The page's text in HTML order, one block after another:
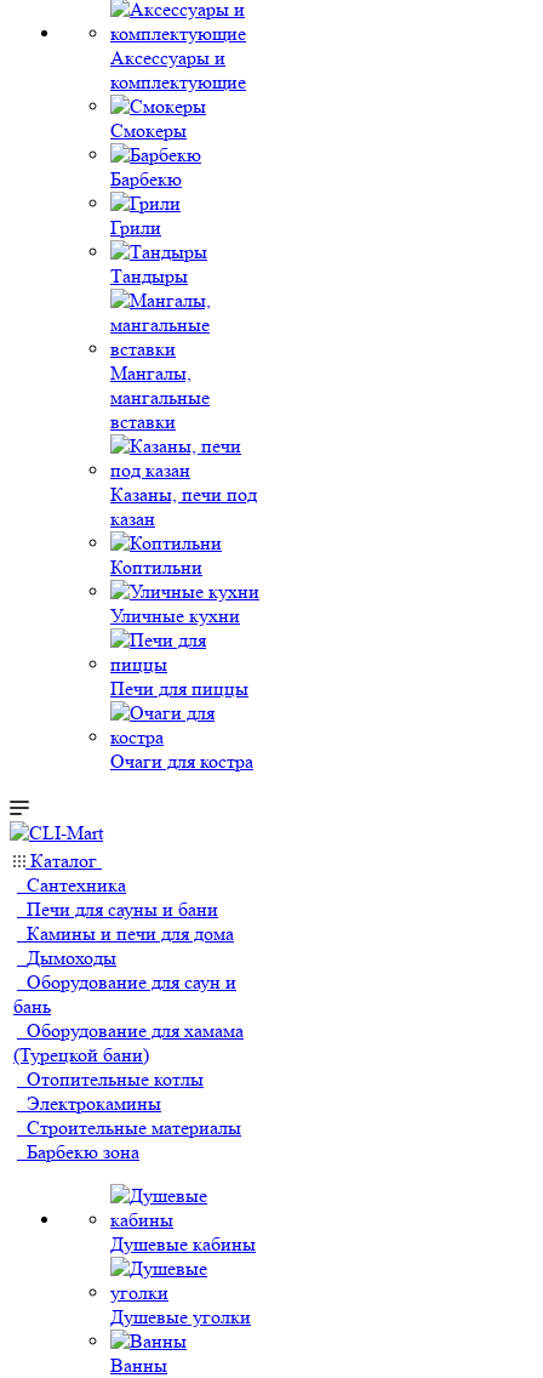
Аксессуары и
комплектующие
Смокеры
Барбекю
Грили
Тандыры
Мангалы,
мангальные
вставки
Казаны, печи под
казан
Коптильни
Уличные кухни
Печи для пиццы
Очаги для костра
Каталог
Сантехника
Печи для сауны и бани
Камины и печи для дома
Дымоходы
Оборудование для саун и
бань
Оборудование для хамама
(Турецкой бани)
Отопительные котлы
Электрокамины
Строительные материалы
Барбекю зона
Душевые кабины
Душевые уголки
Ванны